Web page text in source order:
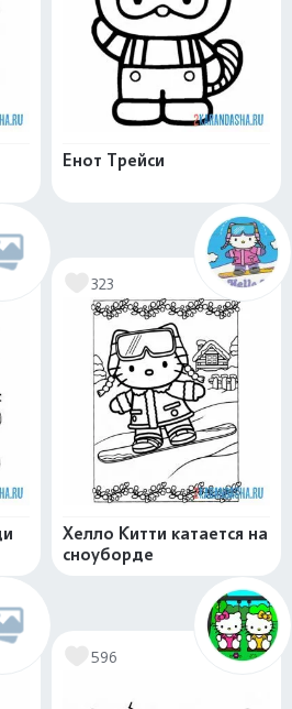
Енот Трейси
323
Хелло Китти катается на
сноуборде
596